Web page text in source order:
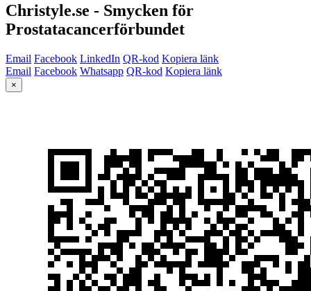
Christyle.se - Smycken för
Prostatacancerförbundet
Email Facebook LinkedIn QR-kod Kopiera länk
Email Facebook Whatsapp QR-kod Kopiera länk
×